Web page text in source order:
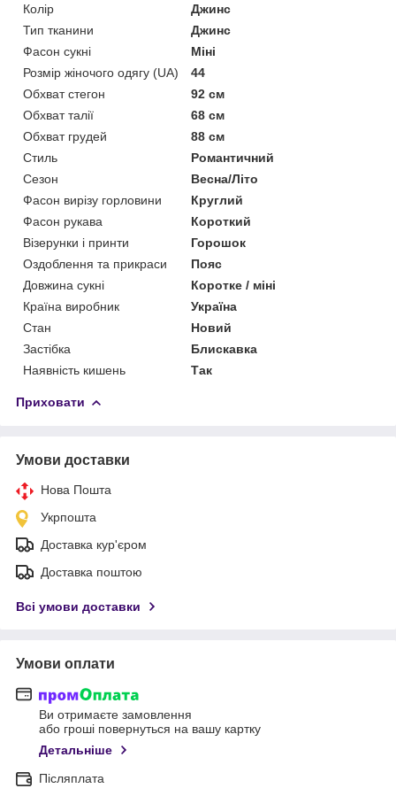
Колір
Джинс
Тип тканини
Джинс
Фасон сукні
Міні
Розмір жіночого одягу (UA)
44
Обхват стегон
92 см
Обхват талії
68 см
Обхват грудей
88 см
Стиль
Романтичний
Сезон
Весна/Літо
Фасон вирізу горловини
Круглий
Фасон рукава
Короткий
Візерунки і принти
Горошок
Оздоблення та прикраси
Пояс
Довжина сукні
Коротке / міні
Країна виробник
Україна
Стан
Новий
Застібка
Блискавка
Наявність кишень
Так
Приховати
Умови доставки
Нова Пошта
Укрпошта
Доставка кур'єром
Доставка поштою
Всі умови доставки
Умови оплати
Ви отримаєте замовлення
або гроші повернуться на вашу картку
Детальніше
Післяплата